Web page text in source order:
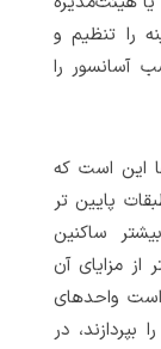
را تنظیم و
آسانسور را
این است که
پایین تر
ساکنین
از مزایای آن
واحدهای
هزینه را بپردازند، در